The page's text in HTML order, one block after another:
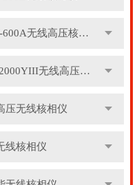
WHX-600A无线高压核相仪
SHX-2000YIII无线高压核相仪
压无线核相仪
线核相仪